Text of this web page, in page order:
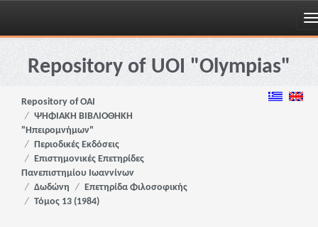
Skip
navigationRepository of UOI "Olympias"
Repository of OAI
ΨΗΦΙΑΚΗ ΒΙΒΛΙΟΘΗΚΗ
"Ηπειρομνήμων"
Περιοδικές Εκδόσεις
Επιστημονικές Επετηρίδες
Πανεπιστημίου Ιωαννίνων
Δωδώνη
Επετηρίδα Φιλοσοφικής
Τόμος 13 (1984)